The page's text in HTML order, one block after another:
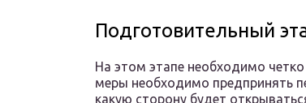
Подготовительный
На этом этапе необходимо четко
меры необходимо предпринять
какую сторону будет